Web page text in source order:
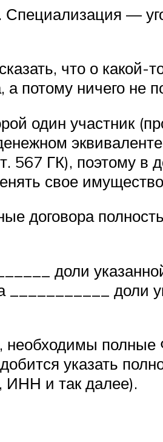
—
что о какой-
потому ничего не
один участник
567 ГК), поэтому
свое
договора
доли
доли
необходимы
указать
ИНН и так далее).